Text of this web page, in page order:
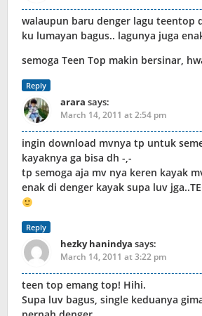
walaupun baru denger lagu teentop
ku lumayan bagus.. lagunya juga
semoga Teen Top makin bersinar,
Reply
arara says:
March 14, 2011 at 2:54 pm
ingin download mvnya tp untuk
kayaknya ga bisa dh -,-
tp semoga aja mv nya keren kayak
enak di denger kayak supa luv
Reply
hezky hanindya says:
March 14, 2011 at 3:22 pm
teen top emang top! Hihi.
Supa luv bagus, single keduanya